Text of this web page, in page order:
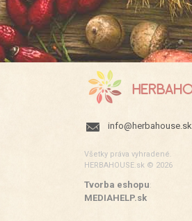
info@herbahouse.sk
Všetky práva vyhradené.
HERBAHOUSE.sk © 2026
Tvorba eshopu:
MEDIAHELP.sk